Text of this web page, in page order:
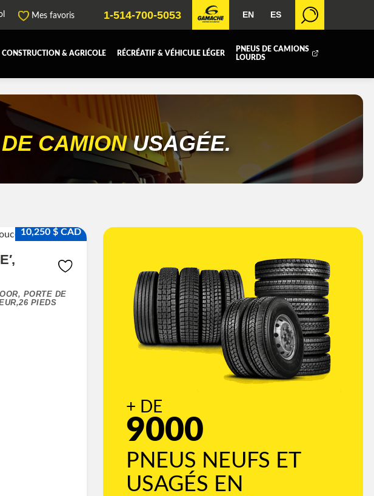
Mes favoris 1-514-700-5053 EN ES
CAPOT ET PIÈCES
HIAB-AND-BOOM
PARE-CHOC
RADIATEUR ET PIÈCES DE RADIATEURS
REMORQUAGE
CONSTRUCTION & AGRICOLE RÉCRÉATIF & VÉHICULE LÉGER
PNEUS DE CAMIONS
LOURDS
CAMIONUSAGÉE.
10,250 $ CAD
PORTE DE
PIEDS
+ DE
9000
PNEUS NEUFS ET
USAGÉS EN